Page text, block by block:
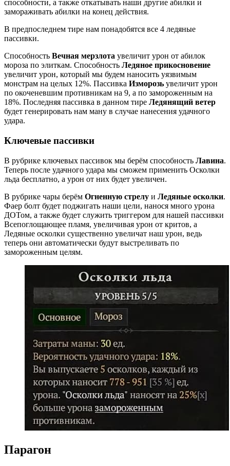
способности, а также откатывать наши другие абилки и
замораживать абилки на конец действия.
В предпоследнем тире нам понадобятся все 4 ледяные
пассивки.
Способность Вечная мерзлота увеличит урон от абилок
мороза по элиткам. Способность Ледяное прикосновение
увеличит урон, который мы будем наносить уязвимым
монстрам на целых 12%. Пассивка Изморозь увеличит урон
по окоченевшим противникам на 9, а по замороженным на
18%. Последняя пассивка в данном тире Ледянящий ветер
будет генерировать нам ману в случае нанесения удачного
удара.
Ключевые пассивки
В рубрике ключевых пассивок мы берём способность Лавина.
Теперь после удачного удара мы сможем применить Осколки
льда бесплатно, а урон от них будет увеличен.
В рубрике чары берём Огненную стрелу и Ледяные осколки.
Фаер болт будет поджигать наши цели, нанося много урона
ДОТом, а также будет служить триггером для нашей пассивки
Всепоглощающее пламя, увеличивая урон от критов, а
Ледяные осколки существенно увеличат наш урон, ведь
теперь они автоматически будут выстреливать по
замороженным целям.
Парагон